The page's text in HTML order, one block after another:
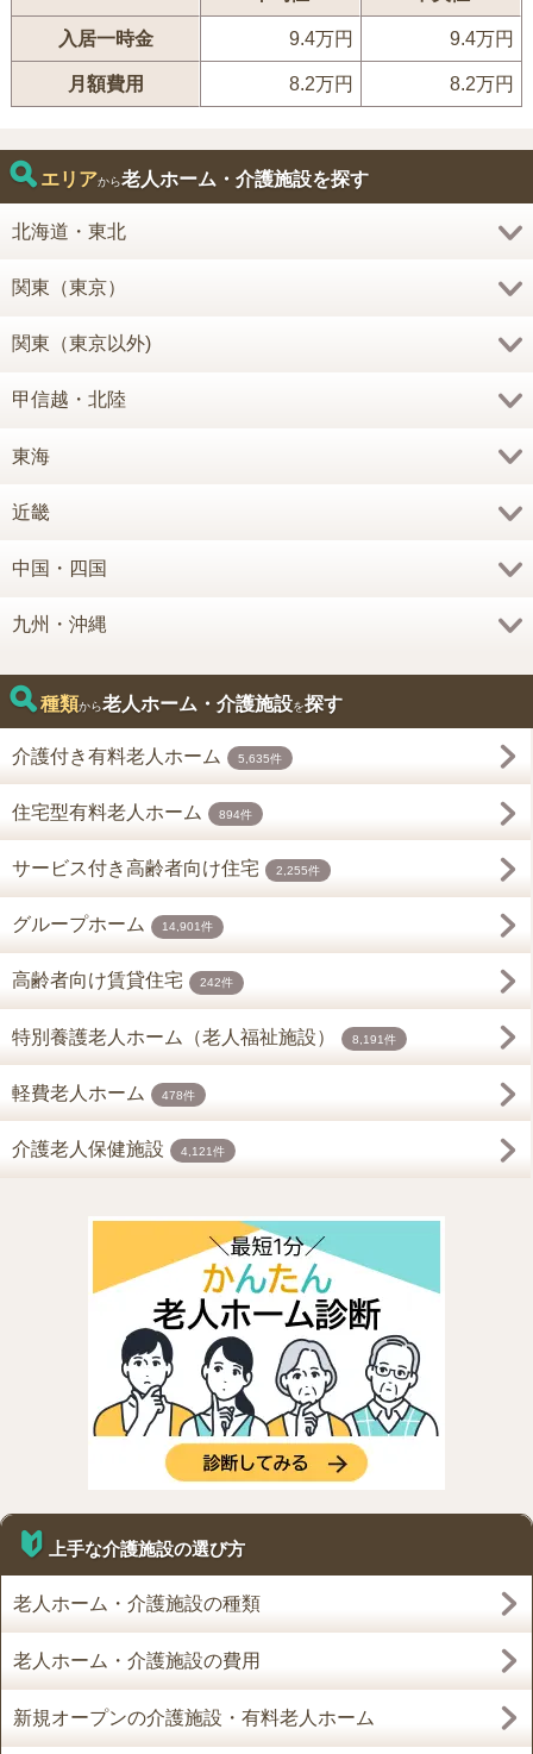
入居一時金 9.4万円 9.4万円
月額費用 8.2万円 8.2万円
エリアから老人ホーム・介護施設を探す
北海道・東北
関東（東京）
関東（東京以外)
甲信越・北陸
東海
近畿
中国・四国
九州・沖縄
種類から老人ホーム・介護施設を探す
介護付き有料老人ホーム 5,635件
住宅型有料老人ホーム 894件
サービス付き高齢者向け住宅 2,255件
グループホーム 14,901件
高齢者向け賃貸住宅 242件
特別養護老人ホーム（老人福祉施設） 8,191件
軽費老人ホーム 478件
介護老人保健施設 4,121件
上手な介護施設の選び方
老人ホーム・介護施設の種類
老人ホーム・介護施設の費用
新規オープンの介護施設・有料老人ホーム